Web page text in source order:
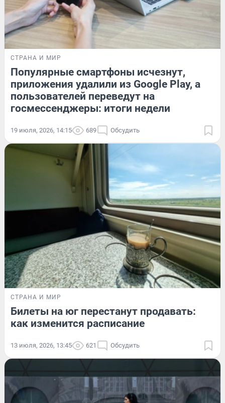
СТРАНА И МИР
Популярные смартфоны исчезнут,
приложения удалили из Google Play, а
пользователей переведут на
госмессенджеры: итоги недели
19 июля, 2026, 14:15 689 Обсудить
СТРАНА И МИР
Билеты на юг перестанут продавать:
как изменится расписание
13 июля, 2026, 13:45 621 Обсудить